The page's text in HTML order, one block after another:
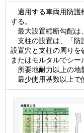
適用する車両用防護
する。
最大設置縦断勾配は
支柱の設置は、「防
設置穴と支柱の周りを
またはモルタルでシー
所要地耐力以上の地
最少使用基数以上で